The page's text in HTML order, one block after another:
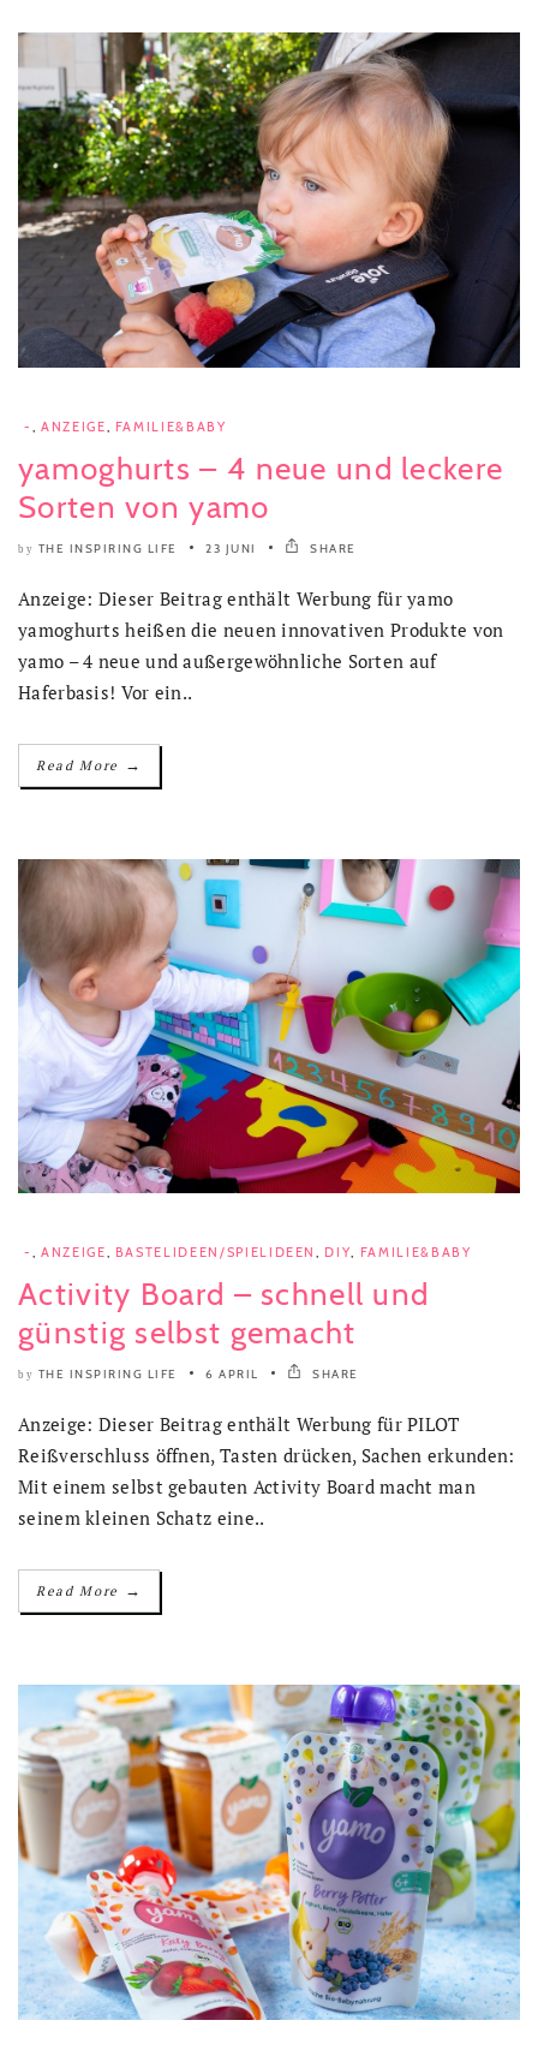
- ANZEIGE FAMILIE&BABY
yamoghurts – 4 neue und leckere
Sorten von yamo
by THE INSPIRING LIFE 23 JUNI SHARE
Anzeige: Dieser Beitrag enthält Werbung für yamo
yamoghurts heißen die neuen innovativen Produkte von
yamo – 4 neue und außergewöhnliche Sorten auf
Haferbasis! Vor ein..
Read More →
- , ANZEIGE, BASTELIDEEN/SPIELIDEEN, DIY, FAMILIE&BABY
Activity Board – schnell und
günstig selbst gemacht
by THE INSPIRING LIFE 6 APRIL SHARE
Anzeige: Dieser Beitrag enthält Werbung für PILOT
Reißverschluss öffnen, Tasten drücken, Sachen erkunden:
Mit einem selbst gebauten Activity Board macht man
seinem kleinen Schatz eine..
Read More →